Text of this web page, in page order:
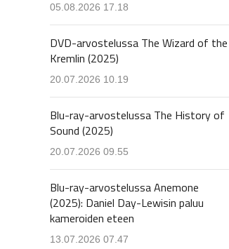
05.08.2026 17.18
DVD-arvostelussa The Wizard of the
Kremlin (2025)
20.07.2026 10.19
Blu-ray-arvostelussa The History of
Sound (2025)
20.07.2026 09.55
Blu-ray-arvostelussa Anemone
(2025): Daniel Day-Lewisin paluu
kameroiden eteen
13.07.2026 07.47